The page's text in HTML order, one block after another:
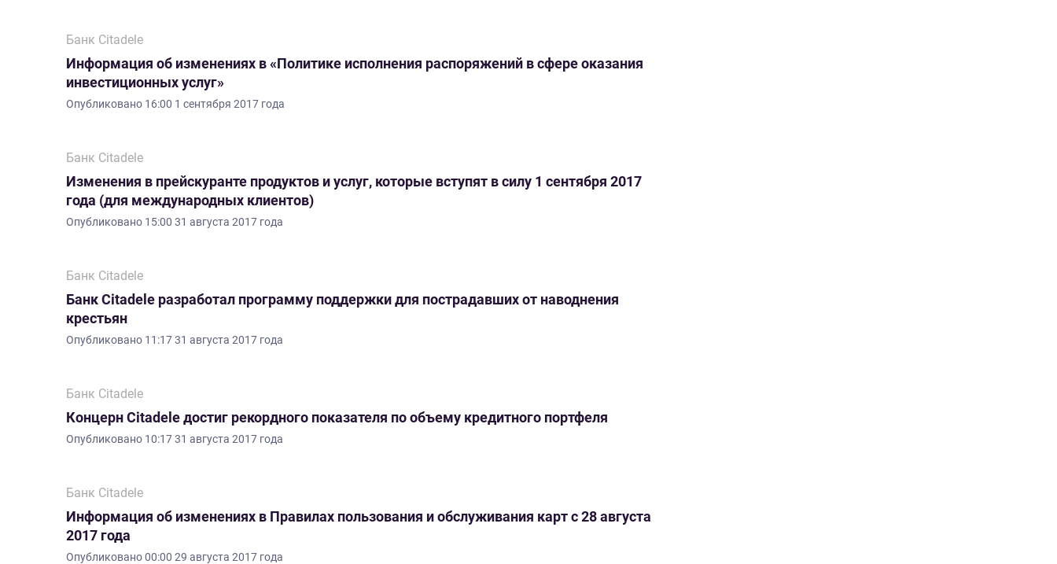
Банк Citadele
Информация об изменениях в «Политике исполнения распоряжений в сфере оказания
инвестиционных услуг»
Опубликовано 16:00 1 сентября 2017 года
Банк Citadele
Изменения в прейскуранте продуктов и услуг, которые вступят в силу 1 сентября 2017
года (для международных клиентов)
Опубликовано 15:00 31 августа 2017 года
Банк Citadele
Банк Citadele разработал программу поддержки для пострадавших от наводнения
крестьян
Опубликовано 11:17 31 августа 2017 года
Банк Citadele
Концерн Citadele достиг рекордного показателя по объему кредитного портфеля
Опубликовано 10:17 31 августа 2017 года
Банк Citadele
Информация об изменениях в Правилах пользования и обслуживания карт с 28 августа
2017 года
Опубликовано00:00 29 августа 2017 года